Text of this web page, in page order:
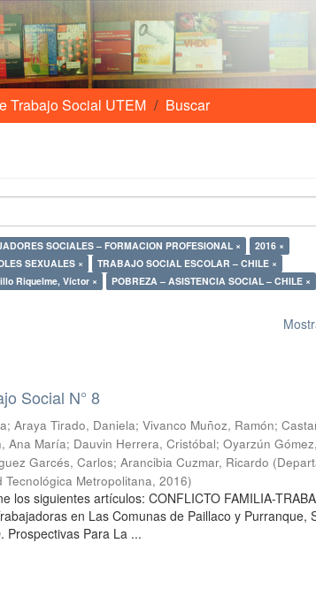
Trabajo Social UTEM Buscar
SOCIALES – FORMACION PROFESIONAL ×
2016 ×
SEXUALES ×
TRABAJO SOCIAL ESCOLAR – CHILE ×
Riquelme, Víctor ×
POBREZA – ASISTENCIA SOCIAL – CHILE ×
Social N° 8
;Araya Tirado, Daniela;Vivanco Muñoz, Ramón;
Ana María; Dauvin Herrera, Cristóbal;Oyarzún
Garcés, Carlos;Arancibia Cuzmar, Ricardo (
Metropolitana,2016)
los siguientes artículos: CONFLICTO FAMILIA-
en Las Comunas de Paillaco y Purranque,
Prospectivas Para La ...